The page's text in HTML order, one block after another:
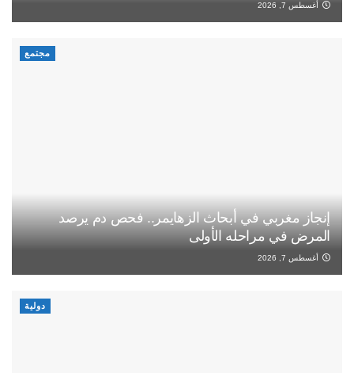
أغسطس 7, 2026
مجتمع
إنجاز مغربي في أبحاث الزهايمر.. فحص دم يرصد
المرض في مراحله الأولى
أغسطس 7, 2026
دولية